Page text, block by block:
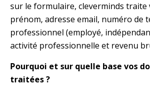
sur le formulaire, cleverminds traite
prénom, adresse email, numéro de
professionnel (employé,
activité professionnelle et revenu
Pourquoi et sur quelle base vos
traitées ?